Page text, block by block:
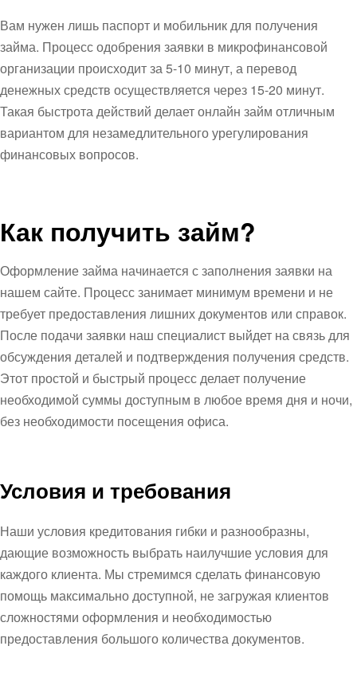
Вам нужен лишь паспорт и мобильник для получения
займа. Процесс одобрения заявки в микрофинансовой
организации происходит за 5-10 минут, а перевод
денежных средств осуществляется через 15-20 минут.
Такая быстрота действий делает онлайн займ отличным
вариантом для незамедлительного урегулирования
финансовых вопросов.
Как получить займ?
Оформление займа начинается с заполнения заявки на
нашем сайте. Процесс занимает минимум времени и не
требует предоставления лишних документов или справок.
После подачи заявки наш специалист выйдет на связь для
обсуждения деталей и подтверждения получения средств.
Этот простой и быстрый процесс делает получение
необходимой суммы доступным в любое время дня и ночи,
без необходимости посещения офиса.
Условия и требования
Наши условия кредитования гибки и разнообразны,
дающие возможность выбрать наилучшие условия для
каждого клиента. Мы стремимся сделать финансовую
помощь максимально доступной, не загружая клиентов
сложностями оформления и необходимостью
предоставления большого количества документов.